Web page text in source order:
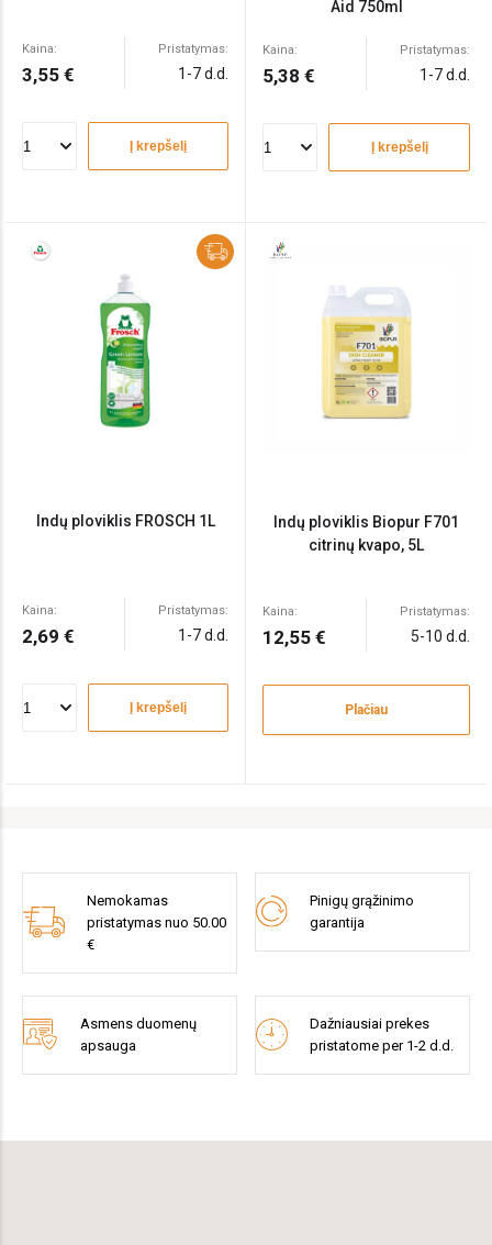
Kaina:
3,55 €
Pristatymas:
1-7 d.d.
Į krepšelį
Aid 750ml
Kaina:
5,38 €
Pristatymas:
1-7 d.d.
Į krepšelį
Indų ploviklis FROSCH 1L
Kaina:
2,69 €
Pristatymas:
1-7 d.d.
Į krepšelį
Indų ploviklis Biopur F701
citrinų kvapo, 5L
Kaina:
12,55 €
Pristatymas:
5-10 d.d.
Plačiau
Nemokamas
pristatymas nuo 50.00
€
Pinigų grąžinimo
garantija
Asmens duomenų
apsauga
Dažniausiai prekes
pristatome per 1-2 d.d.